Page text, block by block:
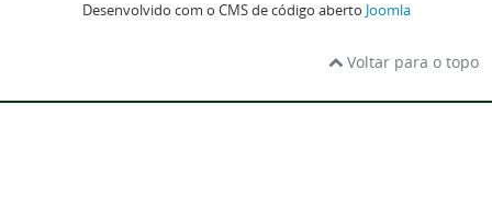
Desenvolvido com o CMS de código aberto Joomla
Voltar para o topo